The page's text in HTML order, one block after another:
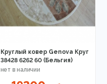
Круглый ковер Genova Круг
38428 6262 60 (Бельгия)